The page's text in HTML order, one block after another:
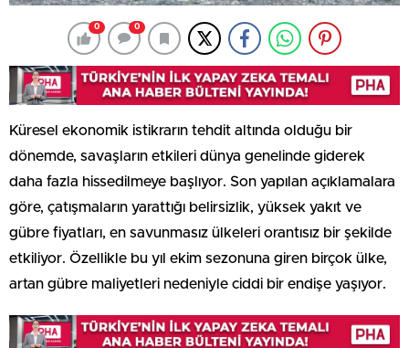
0 0
Küresel ekonomik istikrarın tehdit altında olduğu bir
dönemde, savaşların etkileri dünya genelinde giderek
daha fazla hissedilmeye başlıyor. Son yapılan açıklamalara
göre, çatışmaların yarattığı belirsizlik, yüksek yakıt ve
gübre fiyatları, en savunmasız ülkeleri orantısız bir şekilde
etkiliyor. Özellikle bu yıl ekim sezonuna giren birçok ülke,
artan gübre maliyetleri nedeniyle ciddi bir endişe yaşıyor.